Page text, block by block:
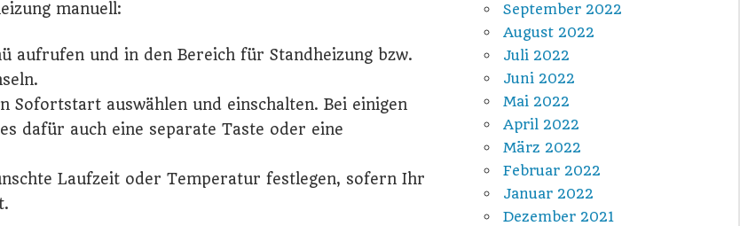
manuell:
aufrufen und in den Bereich für Standheizung bzw.
Sofortstart auswählen und einschalten. Bei einigen
dafür auch eine separate Taste oder eine
Laufzeit oder Temperatur festlegen, sofern Ihr
September 2022
August 2022
Juli 2022
Juni 2022
Mai 2022
April 2022
März 2022
Februar 2022
Januar 2022
Dezember 2021